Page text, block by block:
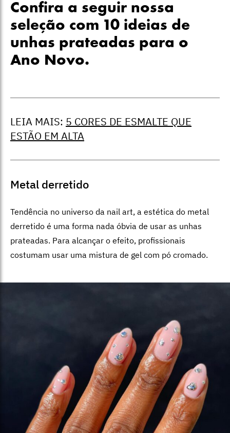
Confira a seguir nossa
seleção com 10 ideias de
unhas prateadas para o
Ano Novo.
LEIA MAIS: 5 CORES DE ESMALTE QUE
ESTÃO EM ALTA
Metal derretido
Tendência no universo da nail art, a estética do metal
derretido é uma forma nada óbvia de usar as unhas
prateadas. Para alcançar o efeito, profissionais
costumam usar uma mistura de gel com pó cromado.